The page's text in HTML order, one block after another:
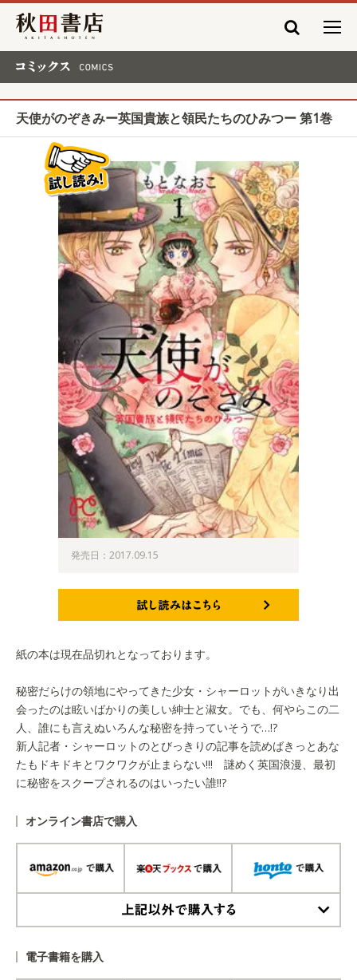
秋田書店
天使がのぞきみー英国貴族と領民たちのひみつー 第1巻
発売日：2017.09.15
紙の本は現在品切れとなっております。
秘密だらけの領地にやってきた少女・シャーロットがいきなり出
会ったのは眩いばかりの美しい紳士と淑女。でも、何やらこの二
人、誰にも言えぬいろんな秘密を持っていそうで…!?
新人記者・シャーロットのとびっきりの記事を読めばきっとあな
たもドキドキとワクワクが止まらない!!! 謎めく英国浪漫、最初
に秘密をスクープされるのはいったい誰!!?
オンライン書店で購入
電子書籍を購入